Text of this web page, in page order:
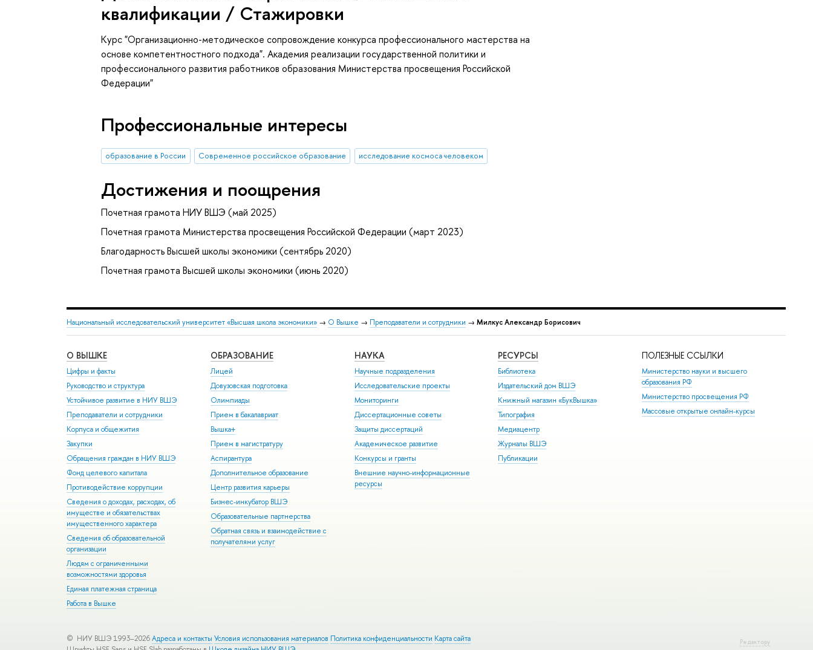
квалификации / Стажировки
Курс "Организационно-методическое сопровождение конкурса профессионального мастерства на
основе компетентностного подхода". Академия реализации государственной политики и
профессионального развития работников образования Министерства просвещения Российской
Федерации"
Профессиональные интересы
образование в России Современное российское образование исследование космоса человеком
Достижения и поощрения
Почетная грамота НИУ ВШЭ (май 2025)
Почетная грамота Министерства просвещения Российской Федерации (март 2023)
Благодарность Высшей школы экономики (сентябрь 2020)
Почетная грамота Высшей школы экономики (июнь 2020)
Национальный исследовательский университет «Высшая школа экономики» → О Вышке → Преподаватели и сотрудники → Милкус Александр Борисович
О ВЫШКЕ
Цифры и факты
Руководство и структура
Устойчивое развитие в НИУ ВШЭ
Преподаватели и сотрудники
Корпуса и общежития
Закупки
Обращения граждан в НИУ ВШЭ
Фонд целевого капитала
Противодействие коррупции
Сведения о доходах, расходах, об
имуществе и обязательствах
имущественного характера
Сведения об образовательной
организации
Людям с ограниченными
возможностями здоровья
Единая платежная страница
Работа в Вышке
ОБРАЗОВАНИЕ
Лицей
Довузовская подготовка
Олимпиады
Прием в бакалавриат
Вышка+
Прием в магистратуру
Аспирантура
Дополнительное образование
Центр развития карьеры
Бизнес-инкубатор ВШЭ
Образовательные партнерства
Обратная связь и взаимодействие с
получателями услуг
НАУКА
Научные подразделения
Исследовательские проекты
Мониторинги
Диссертационные советы
Защиты диссертаций
Академическое развитие
Конкурсы и гранты
Внешние научно-информационные
ресурсы
РЕСУРСЫ
Библиотека
Издательский дом ВШЭ
Книжный магазин «БукВышка»
Типография
Медиацентр
Журналы ВШЭ
Публикации
ПОЛЕЗНЫЕ ССЫЛКИ
Министерство науки и высшего
образования РФ
Министерство просвещения РФ
Массовые открытые онлайн-курсы
Редактору
© НИУ ВШЭ 1993–2026Адреса и контакты Условия использования материалов Политика конфиденциальности Карта сайта